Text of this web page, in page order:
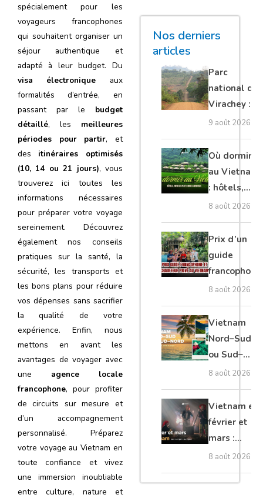
spécialement pour les
voyageurs francophones
qui souhaitent organiser un
séjour authentique et
adapté à leur budget. Du
visa électronique aux
formalités d’entrée, en
passant par le budget
détaillé, les meilleures
périodes pour partir, et
des itinéraires optimisés
(10, 14 ou 21 jours), vous
trouverez ici toutes les
informations nécessaires
pour préparer votre voyage
sereinement. Découvrez
également nos conseils
pratiques sur la santé, la
sécurité, les transports et
les bons plans pour réduire
vos dépenses sans sacrifier
la qualité de votre
expérience. Enfin, nous
mettons en avant les
avantages de voyager avec
une agence locale
francophone, pour profiter
de circuits sur mesure et
d’un accompagnement
personnalisé. Préparez
votre voyage au Vietnam en
toute confiance et vivez
une immersion inoubliable
entre culture, nature et
Nos derniers
articles
Parc
national de
Virachey :
trekking,
nature
sauvage et
conseils
pour
explorer le
9 août 2026
Où dormir
au Vietnam
: hôtels,
homestays
et bonnes
adresses
8 août 2026
Prix d’un
guide
francophone
et chauffeur
privé au
Vietnam
8 août 2026
Vietnam
Nord–Sud
ou Sud–
Nord : dans
quel sens
visiter le
pays ?
8 août 2026
Vietnam en
février et
mars :
quelles
régions
privilégier ?
8 août 2026